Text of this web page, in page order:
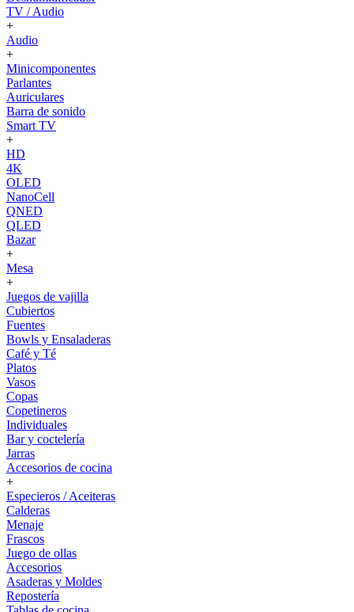
TV / Audio
+
Audio
+
Minicomponentes
Parlantes
Auriculares
Barra de sonido
Smart TV
+
HD
4K
OLED
NanoCell
QNED
QLED
Bazar
+
Mesa
+
Juegos de vajilla
Cubiertos
Fuentes
Bowls y Ensaladeras
Café y Té
Platos
Vasos
Copas
Copetineros
Individuales
Bar y coctelería
Jarras
Accesorios de cocina
+
Especieros / Aceiteras
Calderas
Menaje
Frascos
Juego de ollas
Accesorios
Asaderas y Moldes
Repostería